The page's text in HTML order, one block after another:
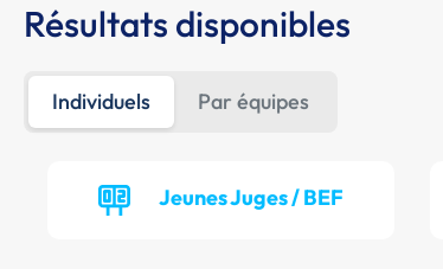
Résultats disponibles
Individuels Par équipes
Jeunes Juges / BEF